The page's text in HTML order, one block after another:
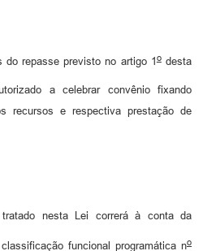
do repasse previsto no artigo 1odesta
a celebrar convênio fixando
recursos e respectiva prestação de
nesta Lei correrá à conta da
funcional programática no